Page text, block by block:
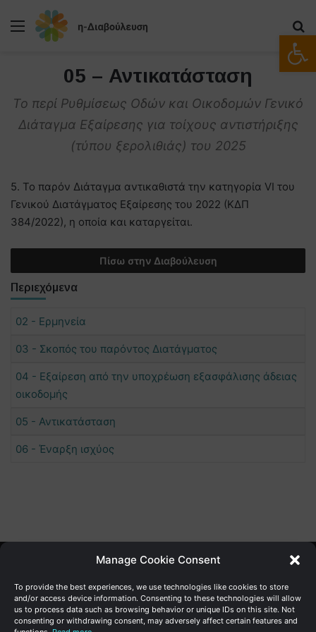
Manage Cookie Consent
To provide the best experiences, we use technologies like cookies to store
and/or access device information. Consenting to these technologies will allow
us to process data such as browsing behavior or unique IDs on this site. Not
consenting or withdrawing consent, may adversely affect certain features and
Μενού
05 – Αντικατάσταση
Το περί Ρυθμίσεως Οδών και Οικοδομών Γενικό
Διάταγμα Εξαίρεσης για τοίχους αντιστήριξης
(τύπου ξερολιθιάς) του 2025
5. Το παρόν Διάταγμα αντικαθιστά την κατηγορία VI του
Γενικού Διατάγματος Εξαίρεσης του 2022 (ΚΔΠ
384/2022), η οποία και καταργείται.
Πίσω στην Διαβούλευση
Περιεχόμενα
02 - Ερμηνεία
03 - Σκοπός του παρόντος Διατάγματος
04 - Εξαίρεση από την υποχρέωση εξασφάλισης άδειας
οικοδομής
05 - Αντικατάσταση
06 - Έναρξη ισχύος
Γενική Διεύθυνση Ανάπτυξης
Υπουργείο Οικονομικών | Κυπριακή Δημοκρατία